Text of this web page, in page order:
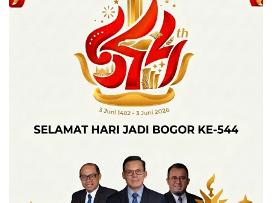
10. Yeti Rahmat (Asisten Deputi Infrastruktur Ekonomi dan
Kesejahteraan Rakyat Kementrian Dalam Negwri).
iwan setiawan ketua dprd pj bupati bogor